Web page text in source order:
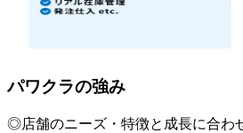
パワクラの強み
◎店舗のニーズ・特徴と成長に合わ